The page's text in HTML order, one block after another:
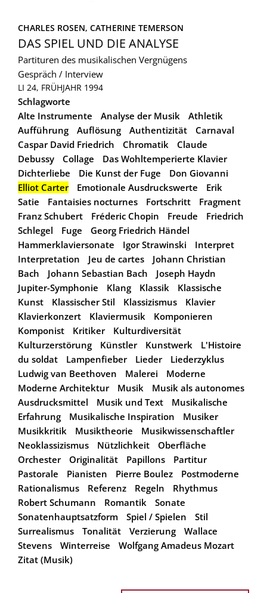
CHARLES ROSEN, CATHERINE TEMERSON
DAS SPIEL UND DIE ANALYSE
Partituren des musikalischen Vergnügens
Gespräch / Interview
LI 24, FRÜHJAHR 1994
Schlagworte
Alte Instrumente
Analyse der Musik
Athletik
Aufführung
Auflösung Authentizität
Carnaval
Caspar David Friedrich
Chromatik
Claude
Debussy
Collage
Das Wohltemperierte Klavier
Dichterliebe
Die Kunst der Fuge
Don Giovanni
Elliot Carter
Emotionale Ausdruckswerte
Erik
Satie
Fantaisies nocturnes Fortschritt
Fragment
Franz Schubert
Fréderic Chopin Freude
Friedrich
Schlegel
Fuge
Georg Friedrich Händel
Hammerklaviersonate
Igor Strawinski
Interpret
Interpretation
Jeu de cartes
Johann Christian
Bach
Johann Sebastian Bach
Joseph Haydn
Jupiter-Symphonie
Klang Klassik
Klassische
Kunst
Klassischer Stil Klassizismus
Klavier
Klavierkonzert
Klaviermusik
Komponieren
Komponist
Kritiker
Kulturdiversität
Kulturzerstörung
Künstler Kunstwerk
L'Histoire
du soldat
Lampenfieber Lieder
Liederzyklus
Ludwig van Beethoven
Malerei
Moderne
Moderne Architektur
Musik
Musik als autonomes
Ausdrucksmittel
Musik und Text
Musikalische
Erfahrung
Musikalische Inspiration
Musiker
Musikkritik
Musiktheorie
Musikwissenschaftler
Neoklassizismus
Nützlichkeit
Oberfläche
Orchester
Originalität Papillons
Partitur
Pastorale
Pianisten Pierre Boulez
Postmoderne
Rationalismus
Referenz Regeln
Rhythmus
Robert Schumann
Romantik
Sonate
Sonatenhauptsatzform
Spiel / Spielen
Stil
Surrealismus
Tonalität Verzierung
Wallace
Stevens
Winterreise
Wolfgang Amadeus Mozart
Zitat (Musik)